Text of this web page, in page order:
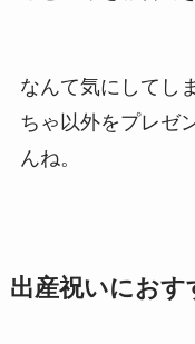
なんて気にしてし
ちゃ以外をプレゼ
んね。
出産祝いにお